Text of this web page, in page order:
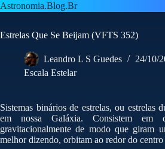
Pular
para
conteúdo
Astronomia.Blog.Br
Estrelas Que Se Beijam (VFTS 352)
Leandro L S Guedes
24/10/
Escala Estelar
Sistemas binários de estrelas, ou estrelas
em nossa Galáxia. Consistem em
gravitacionalmente de modo que giram
melhor dizendo, orbitam ao redor do